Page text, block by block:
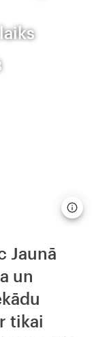
Jaunā
un
tikai